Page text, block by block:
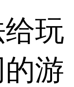
玩
游